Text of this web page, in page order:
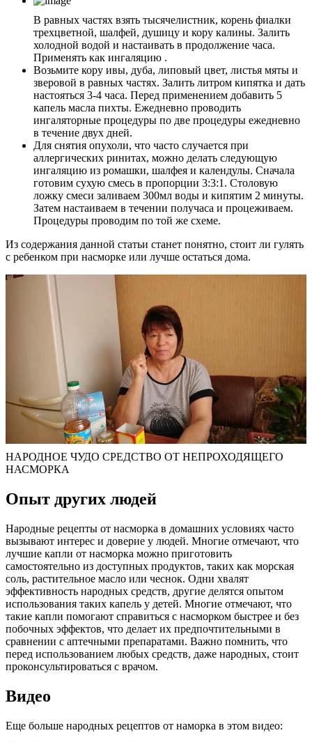
В равных частях взять тысячелистник, корень фиалки
трехцветной, шалфей, душицу и кору калины. Залить
холодной водой и настаивать в продолжение часа.
Применять как ингаляцию .
Возьмите кору ивы, дуба, липовый цвет, листья мяты и
зверовой в равных частях. Залить литром кипятка и дать
настояться 3-4 часа. Перед применением добавить 5
капель масла пихты. Ежедневно проводить
ингаляторные процедуры по две процедуры ежедневно
в течение двух дней.
Для снятия опухоли, что часто случается при
аллергических ринитах, можно делать следующую
ингаляцию из ромашки, шалфея и календулы. Сначала
готовим сухую смесь в пропорции 3:3:1. Столовую
ложку смеси заливаем 300мл воды и кипятим 2 минуты.
Затем настаиваем в течении получаса и процеживаем.
Процедуры проводим по той же схеме.
Из содержания данной статьи станет понятно, стоит ли гулять
с ребенком при насморке или лучше остаться дома.
НАРОДНОЕ ЧУДО СРЕДСТВО ОТ НЕПРОХОДЯЩЕГО
НАСМОРКА
Опыт других людей
Народные рецепты от насморка в домашних условиях часто
вызывают интерес и доверие у людей. Многие отмечают, что
лучшие капли от насморка можно приготовить
самостоятельно из доступных продуктов, таких как морская
соль, растительное масло или чеснок. Одни хвалят
эффективность народных средств, другие делятся опытом
использования таких капель у детей. Многие отмечают, что
такие капли помогают справиться с насморком быстрее и без
побочных эффектов, что делает их предпочтительными в
сравнении с аптечными препаратами. Важно помнить, что
перед использованием любых средств, даже народных, стоит
проконсультироваться с врачом.
Видео
Еще больше народных рецептов от наморка в этом видео: